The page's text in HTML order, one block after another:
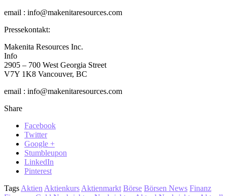
email : info@makenitaresources.com
Pressekontakt:
Makenita Resources Inc.
Info
2905 – 700 West Georgia Street
V7Y 1K8 Vancouver, BC
email : info@makenitaresources.com
Share
Facebook
Twitter
Google +
Stumbleupon
LinkedIn
Pinterest
Tags Aktien Aktienkurs Aktienmarkt Börse Börsen News Finanz